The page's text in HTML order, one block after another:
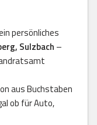
persönliches
Sulzbach –
aus Buchstaben
ob für Auto,